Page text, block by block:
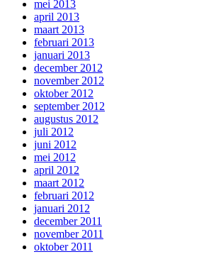
mei 2013
april 2013
maart 2013
februari 2013
januari 2013
december 2012
november 2012
oktober 2012
september 2012
augustus 2012
juli 2012
juni 2012
mei 2012
april 2012
maart 2012
februari 2012
januari 2012
december 2011
november 2011
oktober 2011